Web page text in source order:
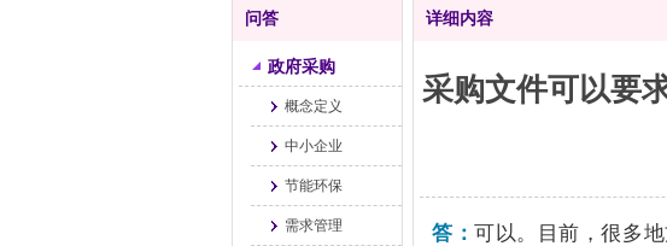
问答
政府采购
概念定义
中小企业
节能环保
需求管理
详细内容
采购文件可以要
答：可以。目前，很多